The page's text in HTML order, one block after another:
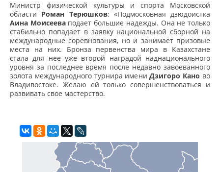
Министр физической культуры и спорта Московской
области Роман Терюшков: «Подмосковная дзюдоистка
Аина Моисеева подает большие надежды. Она не только
стабильно попадает в заявку национальной сборной на
международные соревнования, но и занимает призовые
места на них. Бронза первенства мира в Казахстане
стала для нее уже второй наградой наднационального
уровня за последнее время после недавно завоеванного
золота международного турнира имениДзигоро Кано во
Владивостоке. Желаю ей только совершенствоваться и
развивать свое мастерство.